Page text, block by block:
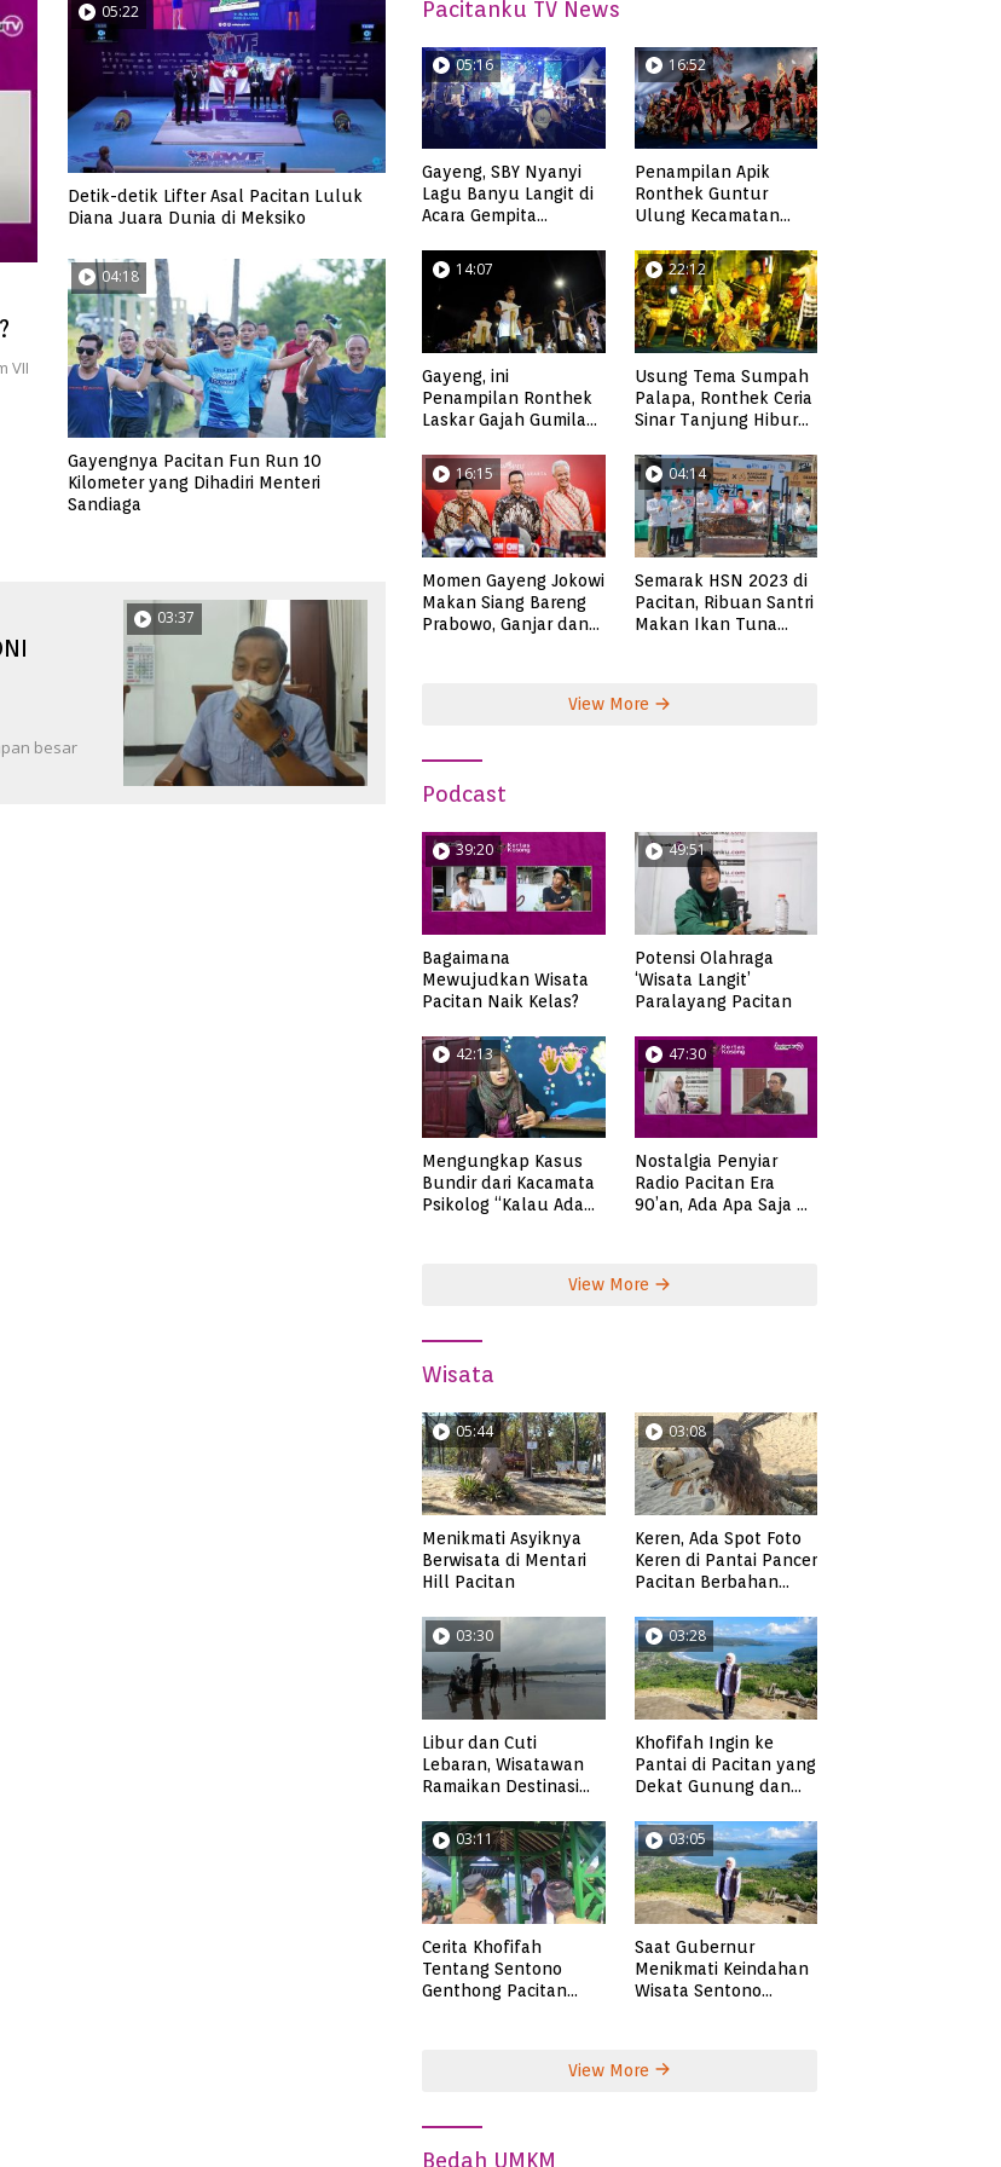
VII
05:22
Detik-detik Lifter Asal Pacitan Luluk
Diana Juara Dunia di Meksiko
04:18
Gayengnya Pacitan Fun Run 10
Kilometer yang Dihadiri Menteri
Sandiaga
03:37
besar
Pacitanku TV News
05:16
Gayeng, SBY Nyanyi
Lagu Banyu Langit di
Acara Gempita
16:52
Penampilan Apik
Ronthek Guntur
Ulung Kecamatan
14:07
Gayeng, ini
Penampilan Ronthek
Laskar Gajah Gumilap
22:12
Usung Tema Sumpah
Palapa, Ronthek Ceria
Sinar Tanjung Hibur
FRP 2023
16:15
Momen Gayeng Jokowi
Makan Siang Bareng
Prabowo, Ganjar dan
04:14
Semarak HSN 2023 di
Pacitan, Ribuan Santri
Makan Ikan Tuna
View More
Podcast
39:20
Bagaimana
Mewujudkan Wisata
Pacitan Naik Kelas?
49:51
Potensi Olahraga
‘Wisata Langit’
Paralayang Pacitan
42:13
Mengungkap Kasus
Bundir dari Kacamata
Psikolog “Kalau Ada
47:30
Nostalgia Penyiar
Radio Pacitan Era
90’an, Ada Apa Saja di
View More
Wisata
05:44
Menikmati Asyiknya
Berwisata di Mentari
Hill Pacitan
03:08
Keren, Ada Spot Foto
Keren di Pantai Pancer
Pacitan Berbahan
03:30
Libur dan Cuti
Lebaran, Wisatawan
Ramaikan Destinasi
03:28
Khofifah Ingin ke
Pantai di Pacitan yang
Dekat Gunung dan
Pangasan?
03:11
Cerita Khofifah
Tentang Sentono
Genthong Pacitan
03:05
Saat Gubernur
Menikmati Keindahan
Wisata Sentono
View More
Bedah UMKM